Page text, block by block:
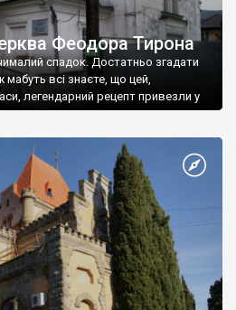
Феодора Тирона
спадок. Достатньо згадати
мабуть всі знаєте, що цей,
легендарний рецепт привезли у